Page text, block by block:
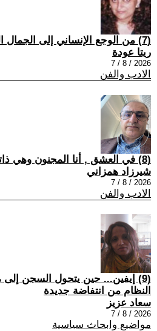
(7) من الوجع الإنساني إلى الجمال المقاوم
ريتا عودة
2026 / 8 / 7
الادب والفن
(8) في العشق , أنا المجنون وهي ذاتها ليلى
شيرزاد همزاني
2026 / 8 / 7
الادب والفن
(9) إيفين... حين يتحول السجن
النظام من انتفاضة جديدة
سعاد عزيز
2026 / 8 / 7
مواضيع وابحاث سياسية